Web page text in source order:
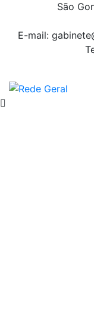
São
E-mail: